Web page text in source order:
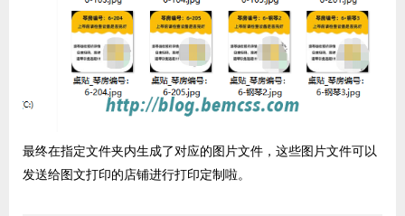
最终在指定文件夹内生成了对应的图片文件，这些图片文件可以
发送给图文打印的店铺进行打印定制啦。